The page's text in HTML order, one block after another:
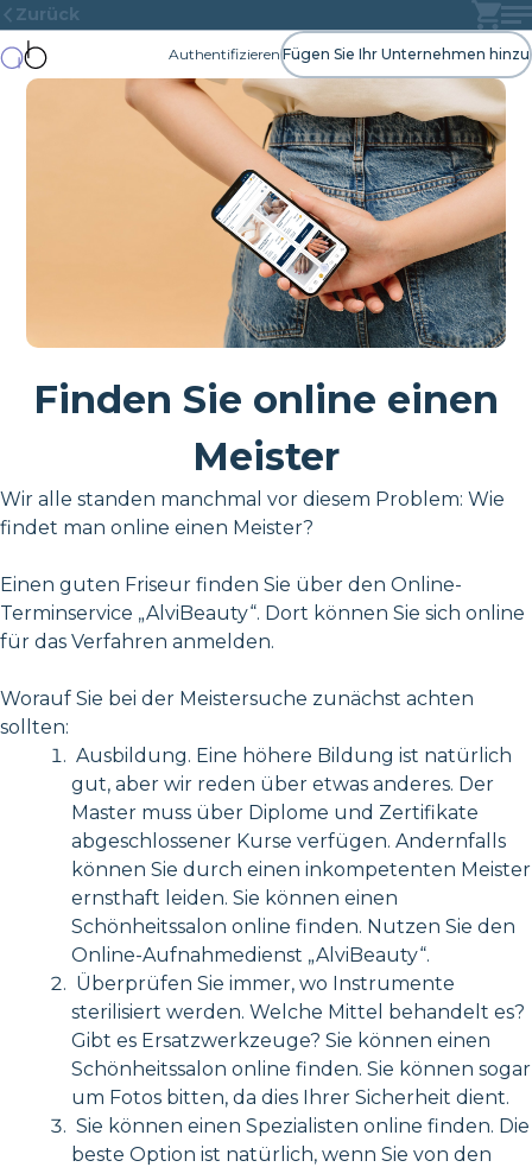
Zurück
Authentifizieren Fügen Sie Ihr Unternehmen hinzu
Finden Sie online einen
Meister
Wir alle standen manchmal vor diesem Problem: Wie
findet man online einen Meister?
Einen guten Friseur finden Sie über den Online-
Terminservice „AlviBeauty“. Dort können Sie sich online
für das Verfahren anmelden.
Worauf Sie bei der Meistersuche zunächst achten
sollten:
Ausbildung. Eine höhere Bildung ist natürlich
gut, aber wir reden über etwas anderes. Der
Master muss über Diplome und Zertifikate
abgeschlossener Kurse verfügen. Andernfalls
können Sie durch einen inkompetenten Meister
ernsthaft leiden. Sie können einen
Schönheitssalon online finden. Nutzen Sie den
Online-Aufnahmedienst „AlviBeauty“.
Überprüfen Sie immer, wo Instrumente
sterilisiert werden. Welche Mittel behandelt es?
Gibt es Ersatzwerkzeuge? Sie können einen
Schönheitssalon online finden. Sie können sogar
um Fotos bitten, da dies Ihrer Sicherheit dient.
Sie können einen Spezialisten online finden. Die
beste Option ist natürlich, wenn Sie von den